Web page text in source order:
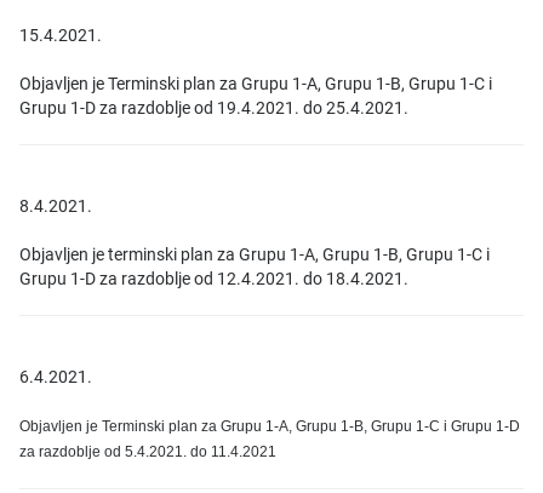
15.4.2021.
Objavljen je Terminski plan za Grupu 1-A, Grupu 1-B, Grupu 1-C i
Grupu 1-D za razdoblje od 19.4.2021. do 25.4.2021.
8.4.2021.
Objavljen je terminski plan za Grupu 1-A, Grupu 1-B, Grupu 1-C i
Grupu 1-D za razdoblje od 12.4.2021. do 18.4.2021.
6.4.2021.
Objavljen je Terminski plan za Grupu 1-A, Grupu 1-B, Grupu 1-C i Grupu 1-D
za razdoblje od 5.4.2021. do 11.4.2021